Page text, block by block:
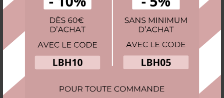
transporter.
Types de petites boîtes à bijoux à considérer
Les petites boîtes à bijoux se déclinent en plusieurs formats et
designs adaptés à vos besoins :
Boîtes à bijoux avec compartiments: Idéales pour
organiser les bagues, boucles d’oreilles, colliers, et
bracelets de manière ordonnée.